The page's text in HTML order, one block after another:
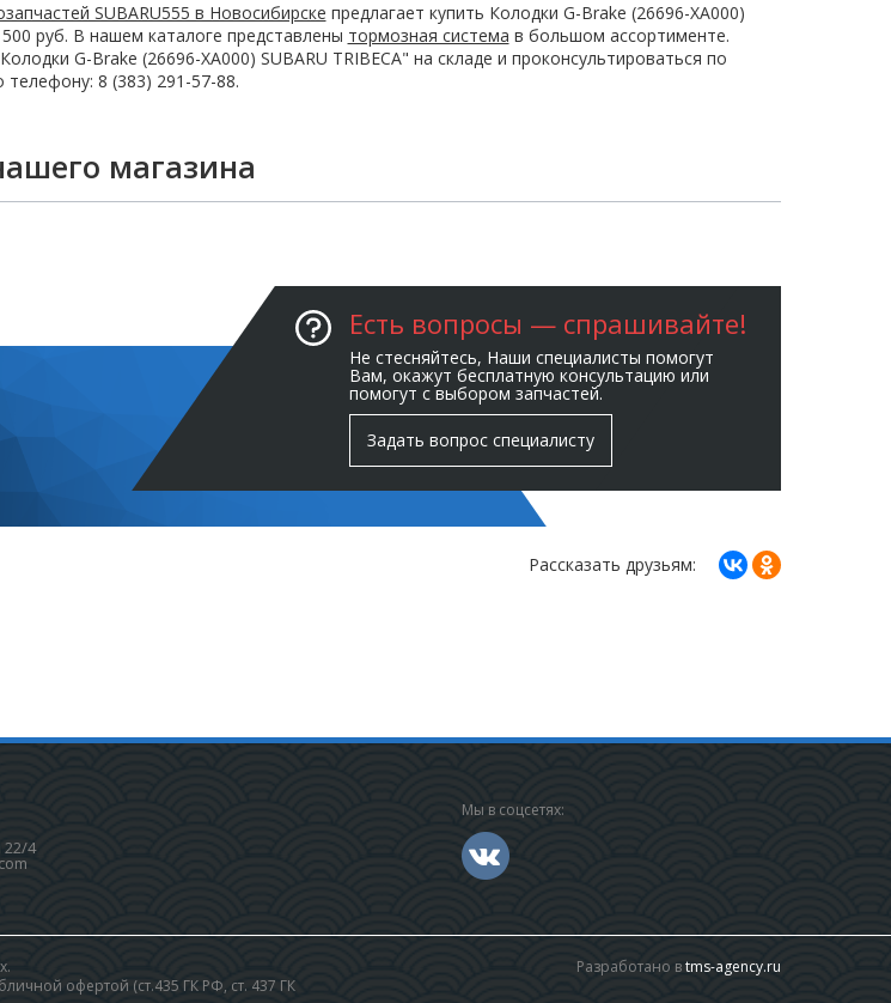
SUBARU555 в Новосибирске предлагает купить Колодки G-Brake (26696-XA000)
500 руб. В нашем каталоге представлены тормозная система в большом ассортименте.
G-Brake (26696-XA000) SUBARU TRIBECA" на складе и проконсультироваться по
8 (383) 291-57-88.
магазина
Есть вопросы — спрашивайте!
Не стесняйтесь, Наши специалисты помогут
Вам, окажут бесплатную консультацию или
помогут с выбором запчастей.
Задать вопрос специалисту
Рассказать друзьям:
4
Мы в соцсетях:
офертой (ст.435 ГК РФ, cт. 437 ГК
Разработано вtms-agency.ru